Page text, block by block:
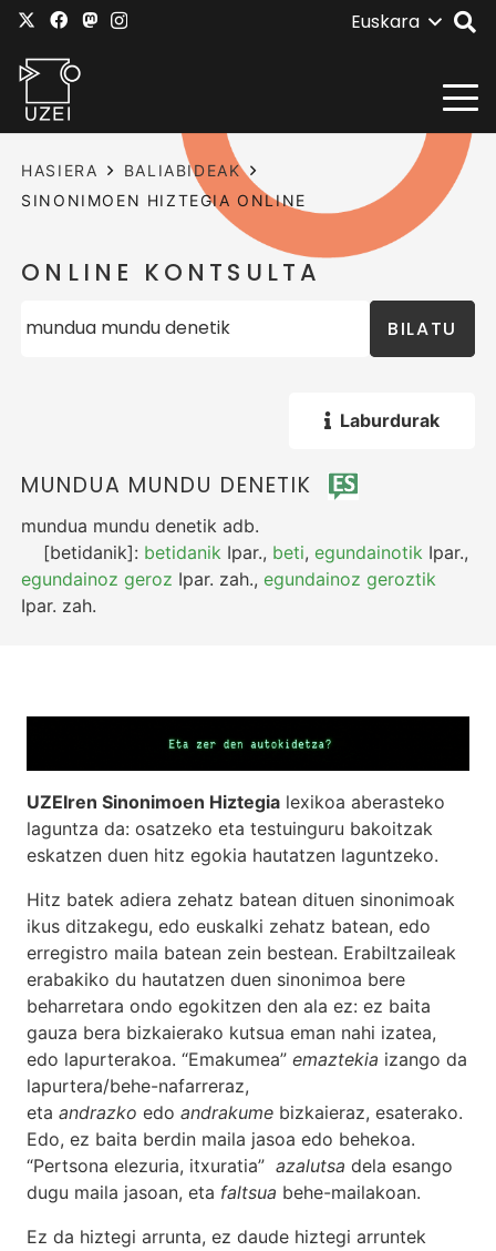
Euskara
HASIERA
BALIABIDEAK
SINONIMOEN HIZTEGIA ONLINE
ONLINE KONTSULTA
BILATU
Laburdurak
MUNDUA MUNDU DENETIK
mundua mundu denetik adb.
[betidanik]: betidanik Ipar., beti,egundainotik Ipar.,
egundainoz geroz Ipar. zah.,egundainoz geroztik
Ipar. zah.
UZEIren Sinonimoen Hiztegia lexikoa aberasteko
laguntza da: osatzeko eta testuinguru bakoitzak
eskatzen duen hitz egokia hautatzen laguntzeko.
Hitz batek adiera zehatz batean dituen sinonimoak
ikus ditzakegu, edo euskalki zehatz batean, edo
erregistro maila batean zein bestean. Erabiltzaileak
erabakiko du hautatzen duen sinonimoa bere
beharretara ondo egokitzen den ala ez: ez baita
gauza bera bizkaierako kutsua eman nahi izatea,
edo lapurterakoa. “Emakumea” emaztekia izango da
lapurtera/behe-nafarreraz,
eta andrazko edo andrakume bizkaieraz, esaterako.
Edo, ez baita berdin maila jasoa edo behekoa.
“Pertsona elezuria, itxuratia” azalutsa dela esango
dugu maila jasoan, eta faltsua behe-mailakoan.
Ez da hiztegi arrunta, ez daude hiztegi arruntek